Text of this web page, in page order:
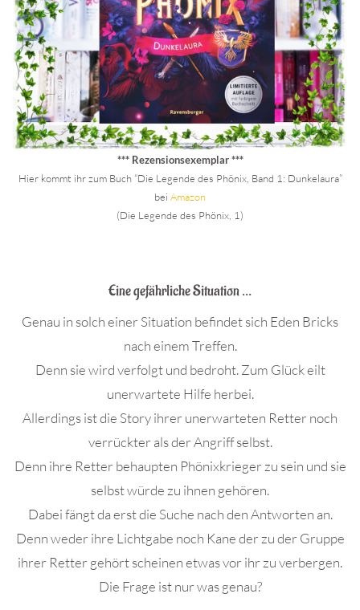
*** Rezensionsexemplar ***
Hier kommt ihr zum Buch “Die Legende des Phönix, Band 1: Dunkelaura”
bei Amazon
(Die Legende des Phönix, 1)
Eine gefährliche Situation …
Genau in solch einer Situation befindet sich Eden Bricks
nach einem Treffen.
Denn sie wird verfolgt und bedroht. Zum Glück eilt
unerwartete Hilfe herbei.
Allerdings ist die Story ihrer unerwarteten Retter noch
verrückter als der Angriff selbst.
Denn ihre Retter behaupten Phönixkrieger zu sein und sie
selbst würde zu ihnen gehören.
Dabei fängt da erst die Suche nach den Antworten an.
Denn weder ihre Lichtgabe noch Kane der zu der Gruppe
ihrer Retter gehört scheinen etwas vor ihr zu verbergen.
Die Frage ist nur was genau?